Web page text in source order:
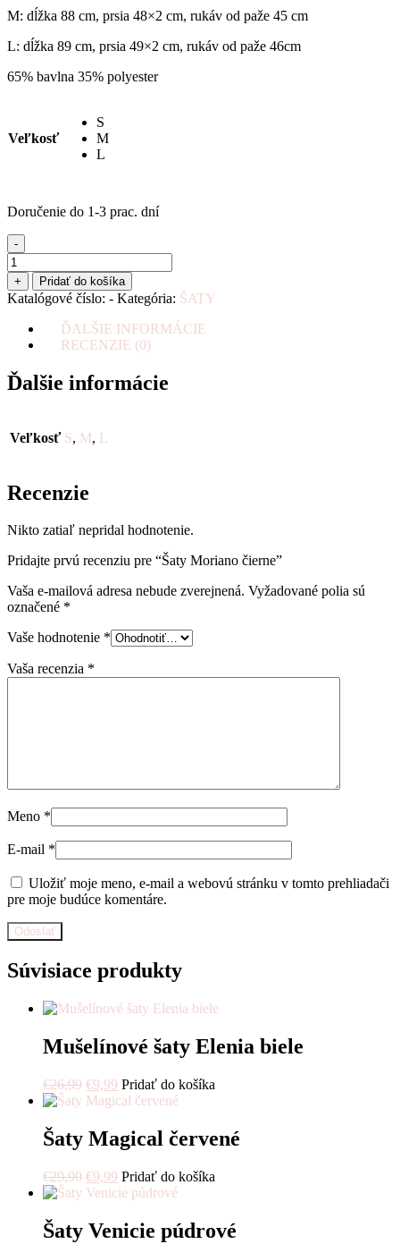
M: dĺžka 88 cm, prsia 48×2 cm, rukáv od paže 45 cm
L: dĺžka 89 cm, prsia 49×2 cm, rukáv od paže 46cm
65% bavlna 35% polyester
Veľkosť
S
M
L
Doručenie do 1-3 prac. dní
-
množstvo
Šaty
Moriano
čierne
+ Pridať do košíka
Katalógové číslo: - Kategória: ŠATY
ĎALŠIE INFORMÁCIE
RECENZIE (0)
Ďalšie informácie
Veľkosť S, M, L
Recenzie
Nikto zatiaľ nepridal hodnotenie.
Pridajte prvú recenziu pre “Šaty Moriano čierne”
Vaša e-mailová adresa nebude zverejnená. Vyžadované polia sú
označené *
Vaše hodnotenie *
Vaša recenzia *
Meno *
E-mail *
Uložiť moje meno, e-mail a webovú stránku v tomto prehliadači
pre moje budúce komentáre.
Súvisiace produkty
Mušelínové šaty Elenia biele
€26,99 Original
price
€26,99.
€9,99 Current
price
€9,99.
Pridať do košíka
Šaty Magical červené
€29,90 Original
price
€29,90.
€9,99 Current
price
€9,99.
Pridať do košíka
Šaty Venicie púdrové